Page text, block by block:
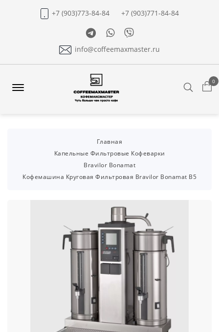
+7 (903)773-84-84
+7 (903)771-84-84
TelegramWhatsapp
Viber
info@coffeemaxmaster.ru
0
Главная
Капельные Фильтровые Кофеварки
Bravilor Bonamat
Кофемашина Круговая Фильтровая Bravilor Bonamat В5